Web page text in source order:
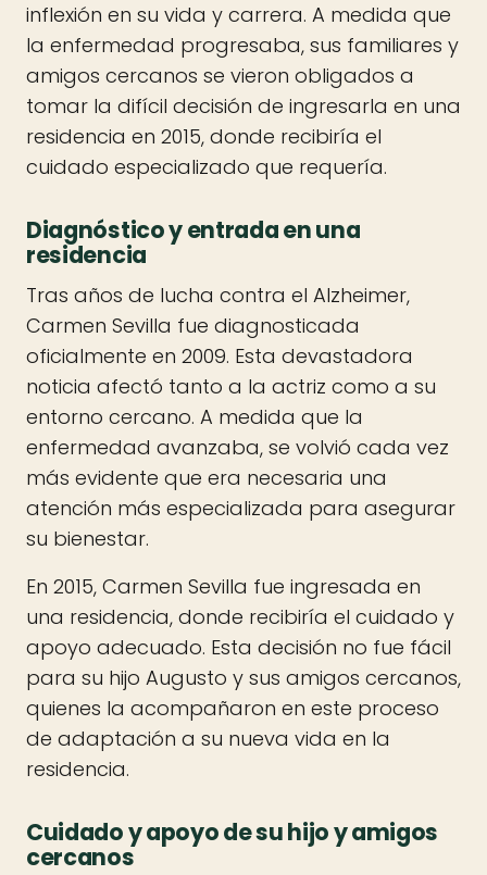
inflexión en su vida y carrera. A medida que
la enfermedad progresaba, sus familiares y
amigos cercanos se vieron obligados a
tomar la difícil decisión de ingresarla en una
residencia en 2015, donde recibiría el
cuidado especializado que requería.
Diagnóstico y entrada en una
residencia
Tras años de lucha contra el Alzheimer,
Carmen Sevilla fue diagnosticada
oficialmente en 2009. Esta devastadora
noticia afectó tanto a la actriz como a su
entorno cercano. A medida que la
enfermedad avanzaba, se volvió cada vez
más evidente que era necesaria una
atención más especializada para asegurar
su bienestar.
En 2015, Carmen Sevilla fue ingresada en
una residencia, donde recibiría el cuidado y
apoyo adecuado. Esta decisión no fue fácil
para su hijo Augusto y sus amigos cercanos,
quienes la acompañaron en este proceso
de adaptación a su nueva vida en la
residencia.
Cuidado y apoyo de su hijo y amigos
cercanos